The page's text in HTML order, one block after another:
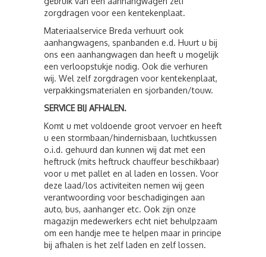
zorgdragen voor een kentekenplaat.
Materiaalservice Breda verhuurt ook
aanhangwagens, spanbanden e.d. Huurt u bij
ons een aanhangwagen dan heeft u mogelijk
een verloopstukje nodig. Ook die verhuren
wij. Wel zelf zorgdragen voor kentekenplaat,
verpakkingsmaterialen en sjorbanden/touw.
SERVICE BIJ AFHALEN.
Komt u met voldoende groot vervoer en heeft
u een stormbaan/hindernisbaan, luchtkussen
o.i.d. gehuurd dan kunnen wij dat met een
heftruck (mits heftruck chauffeur beschikbaar)
voor u met pallet en al laden en lossen. Voor
deze laad/los activiteiten nemen wij geen
verantwoording voor beschadigingen aan
auto, bus, aanhanger etc. Ook zijn onze
magazijn medewerkers echt niet behulpzaam
om een handje mee te helpen maar in principe
bij afhalen is het zelf laden en zelf lossen.